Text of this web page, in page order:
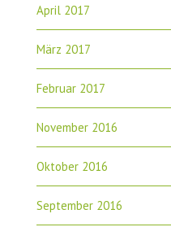
April 2017
März 2017
Februar 2017
November 2016
Oktober 2016
September 2016